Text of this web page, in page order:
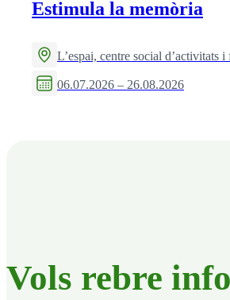
Estimula la memòria
L’espai, centre social d’activitats
06.07.2026 – 26.08.2026
Vols rebre